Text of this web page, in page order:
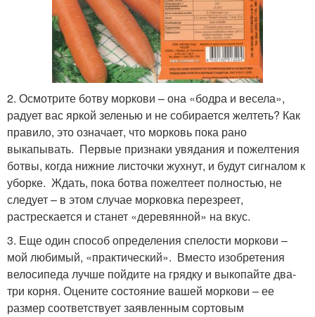
2. Осмотрите ботву моркови – она «бодра и весела»,
радует вас яркой зеленью и не собирается желтеть? Как
правило, это означает, что морковь пока рано
выкапывать. Первые признаки увядания и пожелтения
ботвы, когда нижние листочки жухнут, и будут сигналом к
уборке. Ждать, пока ботва пожелтеет полностью, не
следует – в этом случае морковка перезреет,
растрескается и станет «деревянной» на вкус.
3. Еще один способ определения спелости моркови –
мой любимый, «практический». Вместо изобретения
велосипеда лучше пойдите на грядку и выкопайте два-
три корня. Оцените состояние вашей моркови – ее
размер соответствует заявленным сортовым